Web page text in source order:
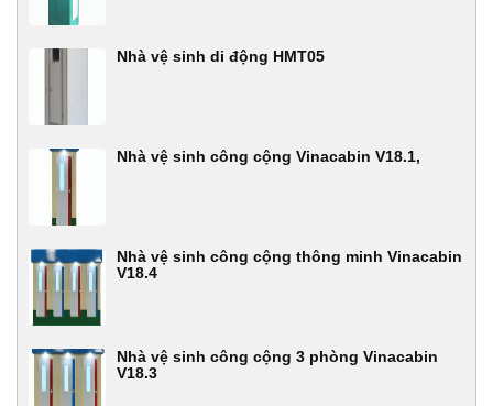
Nhà vệ sinh di động HMT05
Nhà vệ sinh công cộng Vinacabin V18.1,
Nhà vệ sinh công cộng thông minh Vinacabin
V18.4
Nhà vệ sinh công cộng 3 phòng Vinacabin
V18.3